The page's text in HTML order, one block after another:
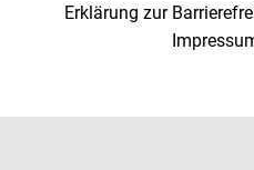
Erklärung zur